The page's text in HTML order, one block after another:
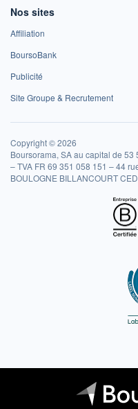
Nos sites
Affiliation
BoursoBank
Publicité
Site Groupe & Recrutement
Copyright © 2026
Boursorama, SA au capital de
– TVA FR 69 351 058 151 – 44
BOULOGNE BILLANCOURT